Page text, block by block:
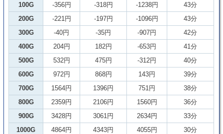
100G
-356円 -318円 -1238円
43分
200G
-221円 -197円 -1096円
43分
300G
-40円 -35円 -907円
42分
400G
204円 182円 -653円
41分
500G
532円 475円 -312円
40分
600G
972円 868円 143円
39分
700G
1564円 1396円 751円
38分
800G
2359円 2106円 1560円
36分
900G
3428円 3061円 2634円
33分
1000G
4864円 4343円 4055円 30分